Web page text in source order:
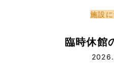
施設
臨時休館